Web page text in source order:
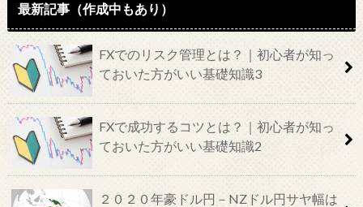
最新記事（作成中もあり）
FXでのリスク管理とは？｜初心者が知っ
ておいた方がいい基礎知識3
FXで成功するコツとは？｜初心者が知っ
ておいた方がいい基礎知識2
２０２０年豪ドル円－NZドル円サヤ幅は